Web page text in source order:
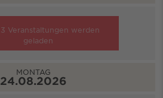
3 Veranstaltungen werden
geladen
MONTAG
24.08.2026